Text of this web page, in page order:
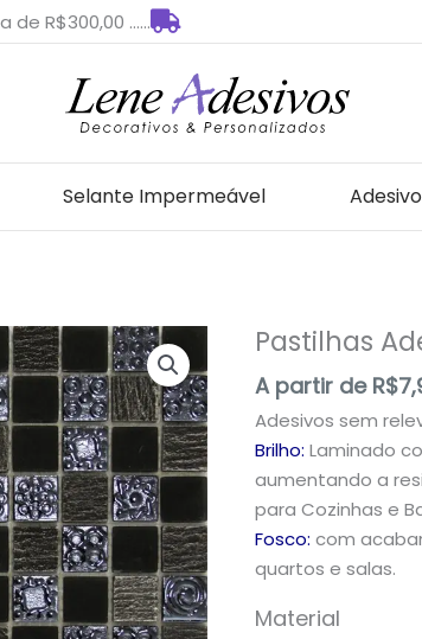
R$300,00 ......
Selante Impermeável
Pastilhas
A partir de R$
Adesivos sem
Brilho: Laminado
aumentando a
para Cozinhas e
Fosco: com
quartos e salas.
Material
Pastilhas
para
Decoração
quantidade